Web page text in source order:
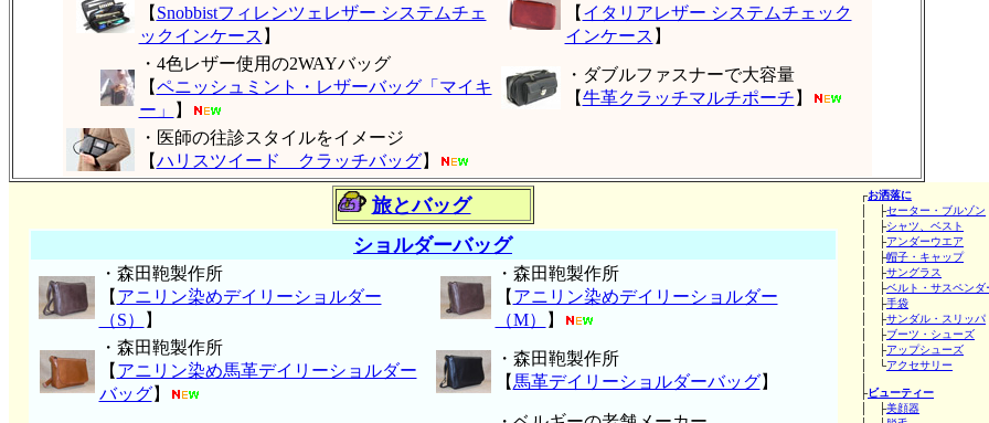
【 Snobbistフィレンツェレザー システムチェ
ックインケース 】
【 イタリアレザー システムチェック
インケース 】
・4色レザー使用の2WAYバッグ
【ペニッシュミント・レザーバッグ「マイキ
ー」
】
・ダブルファスナーで大容量
【牛革クラッチマルチポーチ 】
・医師の往診スタイルをイメージ
【ハリスツイード クラッチバッグ】
旅とバッグ ┌お洒落に
│ ├セーター・ブルゾン
│ ├シャツ、ベスト
│ ├アンダーウエア
│ ├帽子・キャップ
│ ├サングラス
│ ├ベルト・サスペンダ
│ ├手袋
│ ├サンダル・スリッパ
│ ├ブーツ・シューズ
│ ├アップシューズ
│ └アクセサリー
├ビューティー
│ ├美顔器
ショルダーバッグ
・森田鞄製作所
【 アニリン染めデイリーショルダー
（S）
】
・森田鞄製作所
【 アニリン染めデイリーショルダー
（M）
】
・森田鞄製作所
【 アニリン染め馬革デイリーショルダー
バッグ】
・森田鞄製作所
【 馬革デイリーショルダーバッグ】